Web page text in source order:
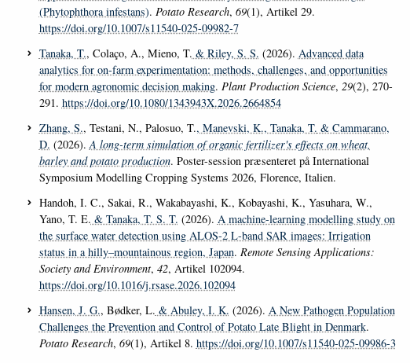
(Phytophthora infestans). Potato Research, 69(1), Artikel 29.
https://doi.org/10.1007/s11540-025-09982-7
Tanaka, T., Colaço, A., Mieno, T. & Riley, S. S. (2026). Advanced data
analytics for on-farm experimentation: methods, challenges, and opportunities
for modern agronomic decision making. Plant Production Science, 29(2), 270-
291. https://doi.org/10.1080/1343943X.2026.2664854
Zhang, S., Testani, N., Palosuo, T., Manevski, K., Tanaka, T. & Cammarano,
D. (2026). A long-term simulation of organic fertilizer's effects on wheat,
barley and potato production. Poster-session præsenteret på International
Symposium Modelling Cropping Systems 2026, Florence, Italien.
Handoh, I. C., Sakai, R., Wakabayashi, K., Kobayashi, K., Yasuhara, W.,
Yano, T. E. & Tanaka, T. S. T. (2026). A machine-learning modelling study on
the surface water detection using ALOS-2 L-band SAR images: Irrigation
status in a hilly–mountainous region, Japan. Remote Sensing Applications:
Society and Environment, 42, Artikel 102094.
https://doi.org/10.1016/j.rsase.2026.102094
Hansen, J. G., Bødker, L. & Abuley, I. K. (2026). A New Pathogen Population
Challenges the Prevention and Control of Potato Late Blight in Denmark.
Potato Research, 69(1), Artikel 8. https://doi.org/10.1007/s11540-025-09986-3